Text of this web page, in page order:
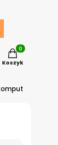
Produkty w
Koszyk